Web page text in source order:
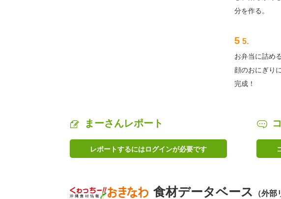
分を作る。
5 5.
お弁当に詰め
顔のおにぎり
完成！
まーさんレポート
レポートするにはログインが必要です
食材データベース （外部